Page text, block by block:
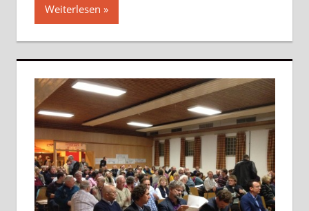
Weiterlesen